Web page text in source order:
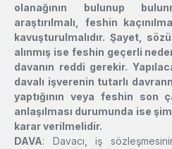
olanağının bulunup
araştırılmalı, feshin
kavuşturulmalıdır. Şayet,
alınmış ise feshin geçerli
davanın reddi gerekir.
davalı işverenin tutarlı
yaptığının veya feshin son
anlaşılması durumunda ise
karar verilmelidir.
DAVA: Davacı, iş